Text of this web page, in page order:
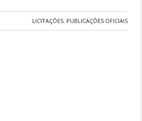
LICITAÇÕES, PUBLICAÇÕES OFICIAIS